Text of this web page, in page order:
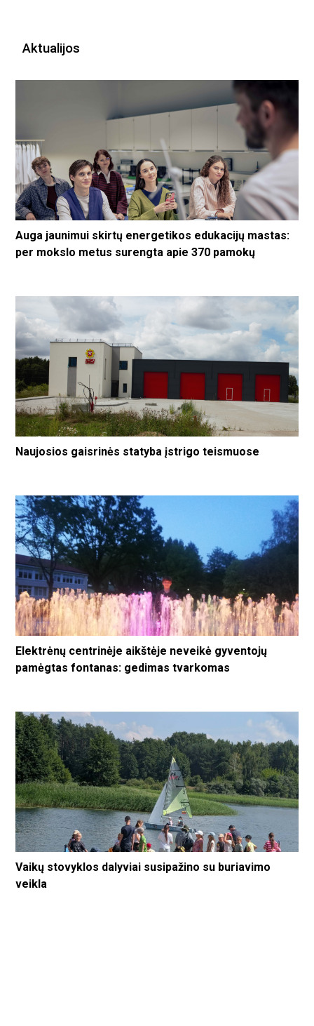
Aktualijos
Auga jaunimui skirtų energetikos edukacijų mastas:
per mokslo metus surengta apie 370 pamokų
Naujosios gaisrinės statyba įstrigo teismuose
Elektrėnų centrinėje aikštėje neveikė gyventojų
pamėgtas fontanas: gedimas tvarkomas
Vaikų stovyklos dalyviai susipažino su buriavimo
veikla